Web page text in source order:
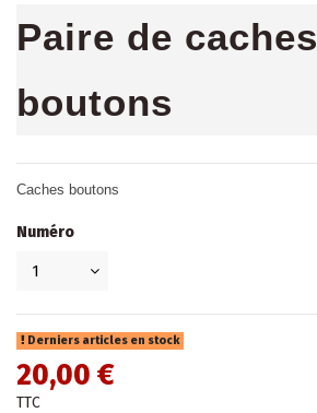
Paire de caches
boutons
Caches boutons
Numéro
Derniers articles en stock
20,00 €
TTC